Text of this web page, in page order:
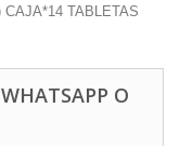
TABLETAS
O